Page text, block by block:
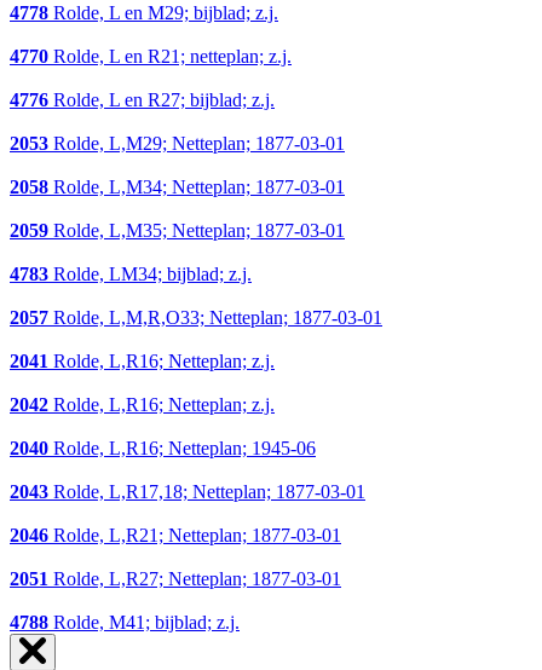
4778 Rolde, L en M29; bijblad; z.j.
4770 Rolde, L en R21; netteplan; z.j.
4776 Rolde, L en R27; bijblad; z.j.
2053 Rolde, L,M29; Netteplan; 1877-03-01
2058 Rolde, L,M34; Netteplan; 1877-03-01
2059 Rolde, L,M35; Netteplan; 1877-03-01
4783 Rolde, LM34; bijblad; z.j.
2057 Rolde, L,M,R,O33; Netteplan; 1877-03-01
2041 Rolde, L,R16; Netteplan; z.j.
2042 Rolde, L,R16; Netteplan; z.j.
2040 Rolde, L,R16; Netteplan; 1945-06
2043 Rolde, L,R17,18; Netteplan; 1877-03-01
2046 Rolde, L,R21; Netteplan; 1877-03-01
2051 Rolde, L,R27; Netteplan; 1877-03-01
4788 Rolde, M41; bijblad; z.j.